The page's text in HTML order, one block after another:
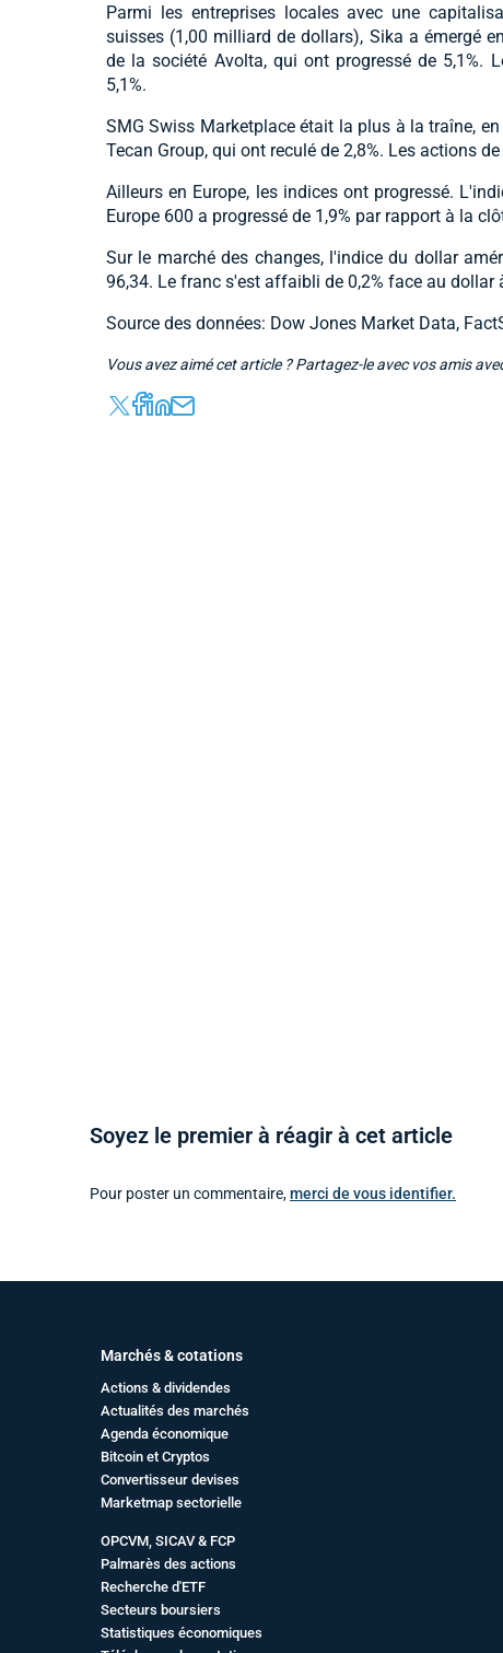
Parmi les entreprises locales avec une
suisses (1,00 milliard de dollars), Sika a émergé
de la société Avolta, qui ont progressé de 5,1%.
5,1%.
SMG Swiss Marketplace était la plus à la traîne,
Tecan Group, qui ont reculé de 2,8%. Les actions
Ailleurs en Europe, les indices ont progressé.
Europe 600 a progressé de 1,9% par rapport à la
Sur le marché des changes, l'indice du dollar
96,34. Le franc s'est affaibli de 0,2% face au dollar
Source des données: Dow Jones Market Data,
Vous avez aimé cet article ? Partagez-le avec vos amis
Soyez le premier à réagir à cet article
Pour poster un commentaire,merci de vous identifier.
Marchés & cotations
Actions & dividendes
Actualités des marchés
Agenda économique
Bitcoin et Cryptos
Convertisseur devises
Marketmap sectorielle
OPCVM, SICAV & FCP
Palmarès des actions
Recherche d'ETF
Secteurs boursiers
Statistiques économiques